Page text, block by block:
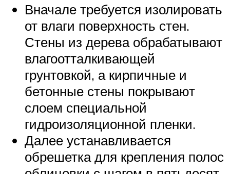
Вначале требуется изолировать
от влаги поверхность стен.
Стены из дерева обрабатывают
влагоотталкивающей
грунтовкой, а кирпичные и
бетонные стены покрывают
слоем специальной
гидроизоляционной пленки.
Далее устанавливается
обрешетка для крепления полос